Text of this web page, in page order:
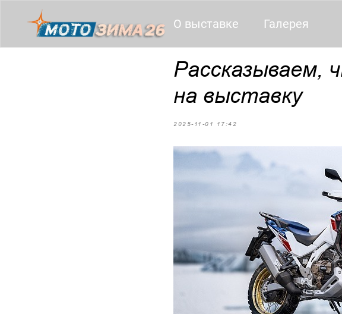
Галерея
О выставке
Рассказываем,
на выставку
2025-11-01 17:42